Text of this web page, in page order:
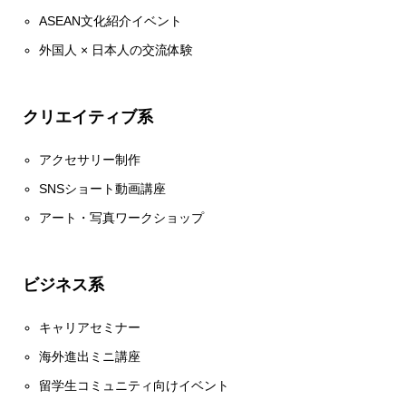
ASEAN文化紹介イベント
外国人 × 日本人の交流体験
クリエイティブ系
アクセサリー制作
SNSショート動画講座
アート・写真ワークショップ
ビジネス系
キャリアセミナー
海外進出ミニ講座
留学生コミュニティ向けイベント